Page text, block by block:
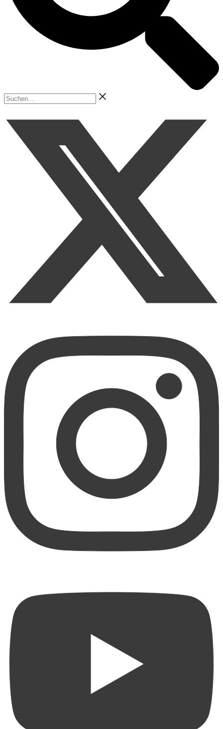
Suchen...